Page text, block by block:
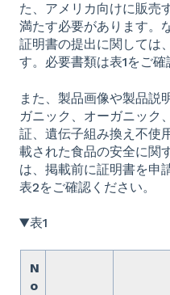
た、アメリカ向けに販売
満たす必要があります。
証明書の提出に関しては
す。必要書類は表1をご確
また、製品画像や製品説
ガニック、オーガニック
証、遺伝子組み換え不使
載された食品の安全に関
は、掲載前に証明書を申
表2をご確認ください。
▼表1
N
o